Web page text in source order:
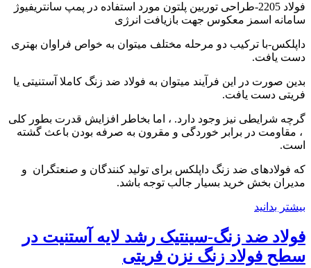
فولاد 2205-طراحی توربین پلتون مورد استفاده در پمپ سانتریفیوژ
سامانه اسمز معکوس جهت بازیافت انرژی
داپلکس-با ترکیب دو مرحله مختلف میتوان به خواص فراوان بهتری
دست یافت.
بدین صورت در این فرآیند میتوان به فولاد ضد زنگ کاملا آستنیتی یا
فریتی دست یافت.
گرچه شرایطی نیز وجود دارد. ، اما بخاطر افزایش قدرت بطور کلی
، مقاومت در برابر خوردگی و مقرون به صرفه بودن باعث گشته
است.
که فولادهای ضد زنگ داپلکس برای تولید کنندگان و صنعتگران و
مدیران بخش خرید بسیار جالب توجه باشد.
بیشتر بدانید
فولاد ضد زنگ-سینتیک رشد لایه آستنیت در
سطح فولاد زنگ نزن فریتی